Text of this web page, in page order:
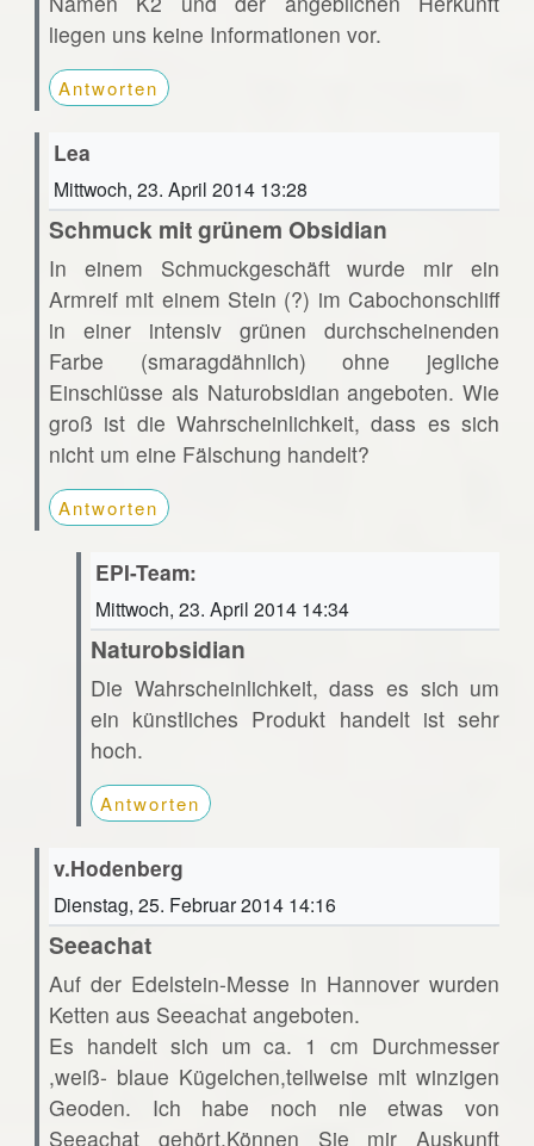
liegen uns keine Informationen vor.
Antworten
Lea
Mittwoch, 23. April 2014 13:28
Schmuck mit grünem Obsidian
In einem Schmuckgeschäft wurde mir ein
Armreif mit einem Stein (?) im Cabochonschliff
in einer intensiv grünen durchscheinenden
Farbe (smaragdähnlich) ohne jegliche
Einschlüsse als Naturobsidian angeboten. Wie
groß ist die Wahrscheinlichkeit, dass es sich
nicht um eine Fälschung handelt?
Antworten
EPI-Team:
Mittwoch, 23. April 2014 14:34
Naturobsidian
Die Wahrscheinlichkeit, dass es sich um
ein künstliches Produkt handelt ist sehr
hoch.
Antworten
v.Hodenberg
Dienstag, 25. Februar 2014 14:16
Seeachat
Auf der Edelstein-Messe in Hannover wurden
Ketten aus Seeachat angeboten.
Es handelt sich um ca. 1 cm Durchmesser
,weiß- blaue Kügelchen,teilweise mit winzigen
Geoden. Ich habe noch nie etwas von
Seeachat gehört.Können Sie mir Auskunft